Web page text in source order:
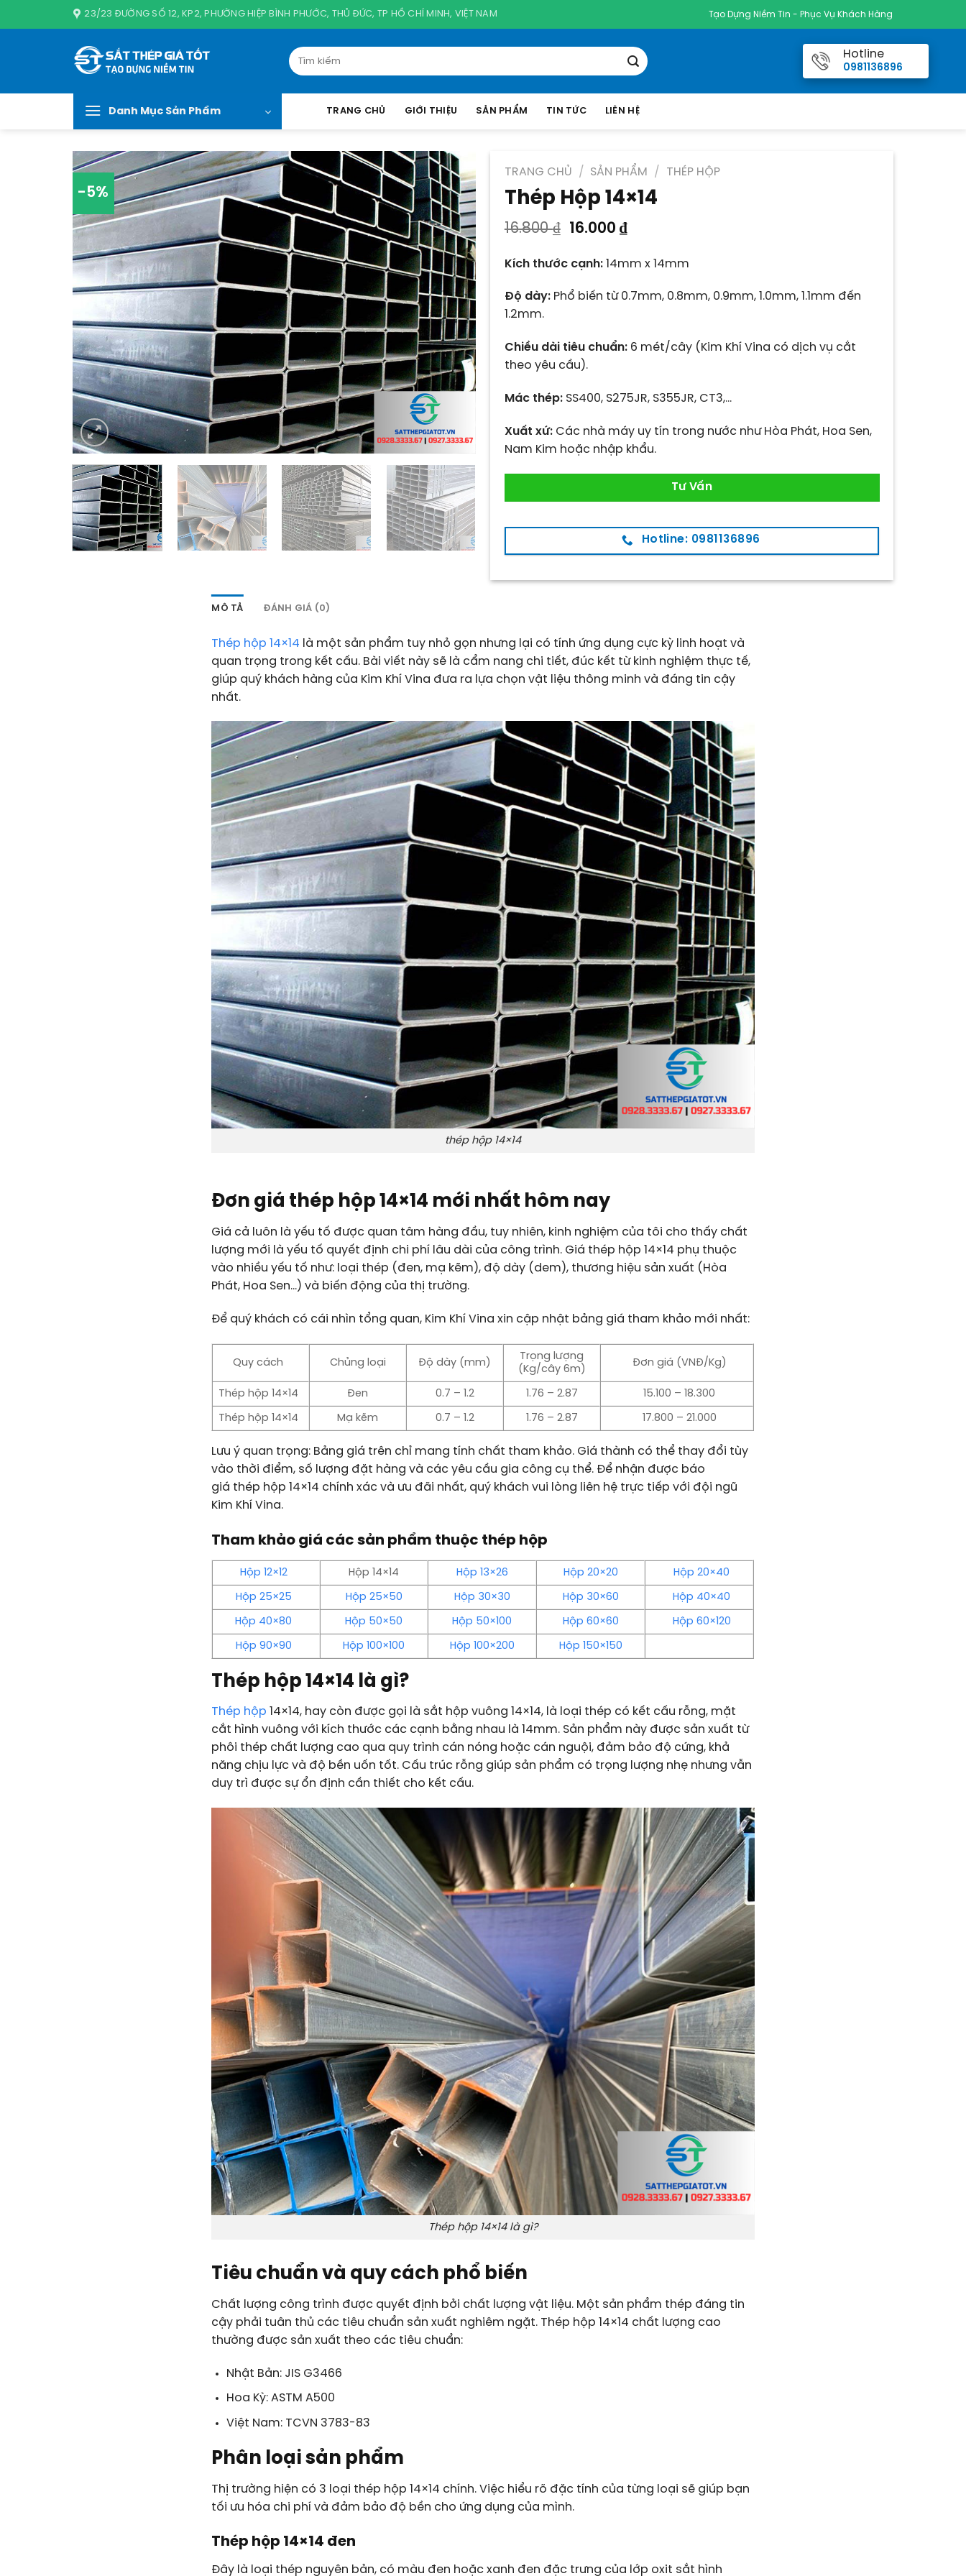
đến
23/23 ĐƯỜNG SỐ 12, KP2, PHƯỜNG HIỆP BÌNH PHƯỚC, THỦ ĐỨC, TP HỒ CHÍ MINH, VIỆT NAM Tạo Dựng Niềm Tin - Phục Vụ Khách Hàng
Tìm
kiếm:
Hotline
0981136896
Danh Mục Sản Phẩm TRANG CHỦ GIỚI THIỆU SẢN PHẨM TIN TỨC LIÊN HỆ
-5%
TRANG CHỦ / SẢN PHẨM / THÉP HỘP
Thép Hộp 14×14
16.800₫
Giá
16.800 ₫.
16.000₫Giá
là:
Kích thước cạnh:14mm x 14mm
Độ dày:Phổ biến từ 0.7mm, 0.8mm, 0.9mm, 1.0mm, 1.1mm đến
1.2mm.
Chiều dài tiêu chuẩn:6 mét/cây (Kim Khí Vina có dịch vụ cắt
theo yêu cầu).
Mác thép:SS400, S275JR, S355JR, CT3,…
Xuất xứ:Các nhà máy uy tín trong nước như Hòa Phát, Hoa Sen,
Nam Kim hoặc nhập khẩu.
Tư Vấn
Hotline: 0981136896
MÔ TẢ ĐÁNH GIÁ (0)
Thép hộp 14×14 là một sản phẩm tuy nhỏ gọn nhưng lại có tính ứng dụng cực kỳ linh hoạt và
quan trọng trong kết cấu. Bài viết này sẽ là cẩm nang chi tiết, đúc kết từ kinh nghiệm thực tế,
giúp quý khách hàng của Kim Khí Vina đưa ra lựa chọn vật liệu thông minh và đáng tin cậy
nhất.
thép hộp 14×14
Đơn giá thép hộp 14×14 mới nhất hôm nay
Giá cả luôn là yếu tố được quan tâm hàng đầu, tuy nhiên, kinh nghiệm của tôi cho thấy chất
lượng mới là yếu tố quyết định chi phí lâu dài của công trình. Giá thép hộp 14×14 phụ thuộc
vào nhiều yếu tố như: loại thép (đen, mạ kẽm), độ dày (dem), thương hiệu sản xuất (Hòa
Phát, Hoa Sen…) và biến động của thị trường.
Để quý khách có cái nhìn tổng quan, Kim Khí Vina xin cập nhật bảng giá tham khảo mới nhất:
Quy cách Chủng loại Độ dày (mm)
Trọng lượng
(Kg/cây 6m)
Đơn giá (VNĐ/Kg)
Thép hộp 14×14 Đen 0.7 – 1.2 1.76 – 2.87 15.100 – 18.300
Thép hộp 14×14 Mạ kẽm 0.7 – 1.2 1.76 – 2.87 17.800 – 21.000
Lưu ý quan trọng: Bảng giá trên chỉ mang tính chất tham khảo. Giá thành có thể thay đổi tùy
vào thời điểm, số lượng đặt hàng và các yêu cầu gia công cụ thể. Để nhận được báo
giá thép hộp 14×14 chính xác và ưu đãi nhất, quý khách vui lòng liên hệ trực tiếp với đội ngũ
Kim Khí Vina.
Tham khảo giá các sản phẩm thuộc thép hộp
Hộp 12×12 Hộp 14×14 Hộp 13×26 Hộp 20×20 Hộp 20×40
Hộp 25×25 Hộp 25×50 Hộp 30×30 Hộp 30×60 Hộp 40×40
Hộp 40×80 Hộp 50×50 Hộp 50×100 Hộp 60×60 Hộp 60×120
Hộp 90×90 Hộp 100×100 Hộp 100×200 Hộp 150×150
Thép hộp 14×14 là gì?
Thép hộp 14×14, hay còn được gọi là sắt hộp vuông 14×14, là loại thép có kết cấu rỗng, mặt
cắt hình vuông với kích thước các cạnh bằng nhau là 14mm. Sản phẩm này được sản xuất từ
phôi thép chất lượng cao qua quy trình cán nóng hoặc cán nguội, đảm bảo độ cứng, khả
năng chịu lực và độ bền uốn tốt. Cấu trúc rỗng giúp sản phẩm có trọng lượng nhẹ nhưng vẫn
duy trì được sự ổn định cần thiết cho kết cấu.
Thép hộp 14×14 là gì?
Tiêu chuẩn và quy cách phổ biến
Chất lượng công trình được quyết định bởi chất lượng vật liệu. Một sản phẩm thép đáng tin
cậy phải tuân thủ các tiêu chuẩn sản xuất nghiêm ngặt. Thép hộp 14×14 chất lượng cao
thường được sản xuất theo các tiêu chuẩn:
Nhật Bản: JIS G3466
Hoa Kỳ: ASTM A500
Việt Nam: TCVN 3783-83
Phân loại sản phẩm
Thị trường hiện có 3 loại thép hộp 14×14 chính. Việc hiểu rõ đặc tính của từng loại sẽ giúp bạn
tối ưu hóa chi phí và đảm bảo độ bền cho ứng dụng của mình.
Thép hộp 14×14 đen
Đây là loại thép nguyên bản, có màu đen hoặc xanh đen đặc trưng của lớp oxit sắt hình